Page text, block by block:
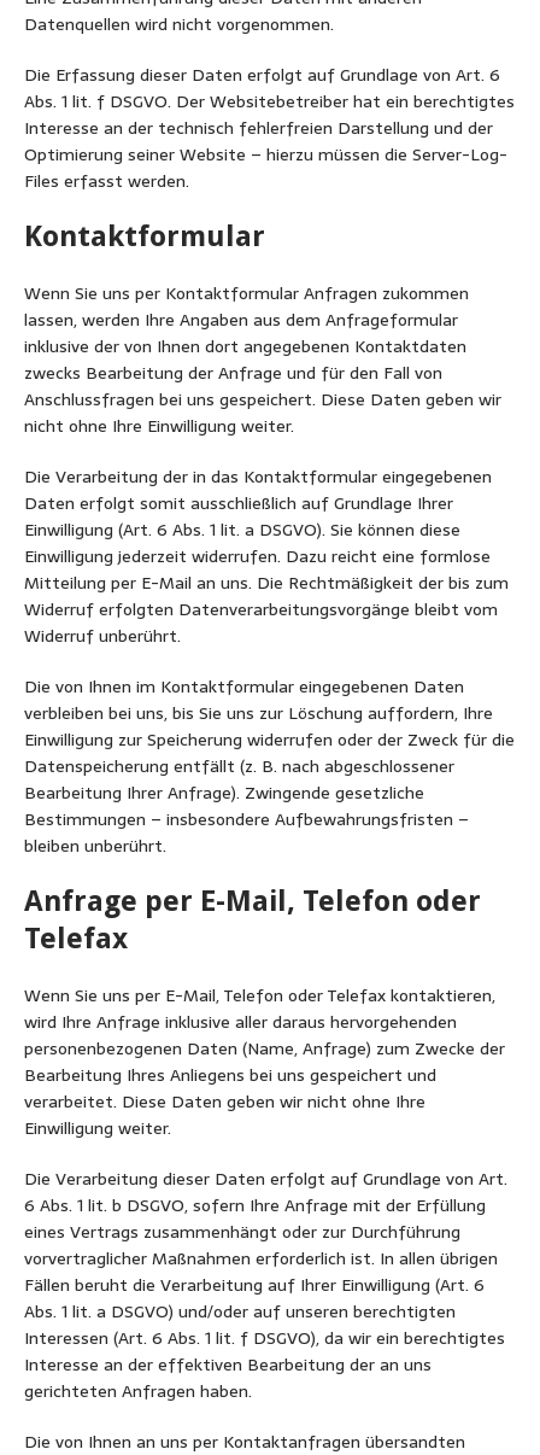
Datenquellen wird nicht vorgenommen.
Die Erfassung dieser Daten erfolgt auf Grundlage von Art. 6
Abs. 1 lit. f DSGVO. Der Websitebetreiber hat ein berechtigtes
Interesse an der technisch fehlerfreien Darstellung und der
Optimierung seiner Website – hierzu müssen die Server-Log-
Files erfasst werden.
Kontaktformular
Wenn Sie uns per Kontaktformular Anfragen zukommen
lassen, werden Ihre Angaben aus dem Anfrageformular
inklusive der von Ihnen dort angegebenen Kontaktdaten
zwecks Bearbeitung der Anfrage und für den Fall von
Anschlussfragen bei uns gespeichert. Diese Daten geben wir
nicht ohne Ihre Einwilligung weiter.
Die Verarbeitung der in das Kontaktformular eingegebenen
Daten erfolgt somit ausschließlich auf Grundlage Ihrer
Einwilligung (Art. 6 Abs. 1 lit. a DSGVO). Sie können diese
Einwilligung jederzeit widerrufen. Dazu reicht eine formlose
Mitteilung per E-Mail an uns. Die Rechtmäßigkeit der bis zum
Widerruf erfolgten Datenverarbeitungsvorgänge bleibt vom
Widerruf unberührt.
Die von Ihnen im Kontaktformular eingegebenen Daten
verbleiben bei uns, bis Sie uns zur Löschung auffordern, Ihre
Einwilligung zur Speicherung widerrufen oder der Zweck für die
Datenspeicherung entfällt (z. B. nach abgeschlossener
Bearbeitung Ihrer Anfrage). Zwingende gesetzliche
Bestimmungen – insbesondere Aufbewahrungsfristen –
bleiben unberührt.
Anfrage per E-Mail, Telefon oder
Telefax
Wenn Sie uns per E-Mail, Telefon oder Telefax kontaktieren,
wird Ihre Anfrage inklusive aller daraus hervorgehenden
personenbezogenen Daten (Name, Anfrage) zum Zwecke der
Bearbeitung Ihres Anliegens bei uns gespeichert und
verarbeitet. Diese Daten geben wir nicht ohne Ihre
Einwilligung weiter.
Die Verarbeitung dieser Daten erfolgt auf Grundlage von Art.
6 Abs. 1 lit. b DSGVO, sofern Ihre Anfrage mit der Erfüllung
eines Vertrags zusammenhängt oder zur Durchführung
vorvertraglicher Maßnahmen erforderlich ist. In allen übrigen
Fällen beruht die Verarbeitung auf Ihrer Einwilligung (Art. 6
Abs. 1 lit. a DSGVO) und/oder auf unseren berechtigten
Interessen (Art. 6 Abs. 1 lit. f DSGVO), da wir ein berechtigtes
Interesse an der effektiven Bearbeitung der an uns
gerichteten Anfragen haben.
Die von Ihnen an uns per Kontaktanfragen übersandten